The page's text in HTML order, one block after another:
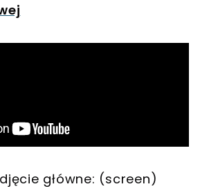
główne: (screen)